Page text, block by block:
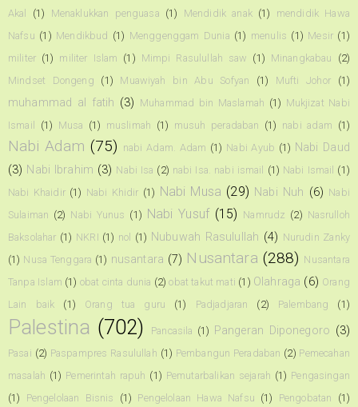
Akal
(1) Menaklukkan penguasa (1) Mendidik anak (1)
mendidik Hawa
Nafsu (1) Mendikbud (1) Menggenggam Dunia (1) menulis (1) Mesir (1)
militer (1) militer Islam (1) Mimpi Rasulullah saw (1) Minangkabau
(2)
Mindset Dongeng
(1) Muawiyah bin Abu Sofyan (1) Mufti Johor (1)
muhammad al fatih (3) Muhammad bin Maslamah (1) Mukjizat Nabi
Ismail (1) Musa (1) muslimah (1) musuh peradaban (1) nabi adam (1)
Nabi Adam (75) nabi Adam. Adam (1) Nabi Ayub (1) Nabi Daud
(3) Nabi Ibrahim (3) Nabi Isa (2) nabi Isa. nabi ismail (1) Nabi Ismail (1)
Nabi Khaidir (1) Nabi Khidir (1) Nabi Musa (29) Nabi Nuh (6) Nabi
Sulaiman (2) Nabi Yunus (1) Nabi Yusuf (15) Namrudz (2) Nasrulloh
Baksolahar (1) NKRI (1) nol (1) Nubuwah Rasulullah (4) Nurudin Zanky
(1) Nusa Tenggara (1) nusantara (7) Nusantara (288) Nusantara
Tanpa Islam (1) obat cinta dunia (2) obat takut mati (1) Olahraga (6) Orang
Lain baik
(1) Orang tua guru (1) Padjadjaran (2) Palembang (1)
Palestina (702) Pancasila (1) Pangeran Diponegoro (3)
Pasai (2) Paspampres Rasulullah (1) Pembangun Peradaban (2) Pemecahan
masalah (1) Pemerintah rapuh (1) Pemutarbalikan sejarah (1) Pengasingan
(1)
Pengelolaan Bisnis (1) Pengelolaan Hawa Nafsu (1) Pengobatan
(1)